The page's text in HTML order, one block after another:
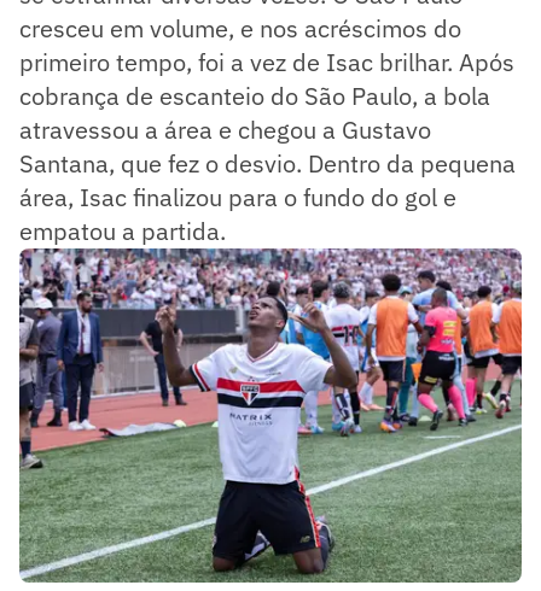
cresceu em volume, e nos acréscimos do
primeiro tempo, foi a vez de Isac brilhar. Após
cobrança de escanteio do São Paulo, a bola
atravessou a área e chegou a Gustavo
Santana, que fez o desvio. Dentro da pequena
área, Isac finalizou para o fundo do gol e
empatou a partida.